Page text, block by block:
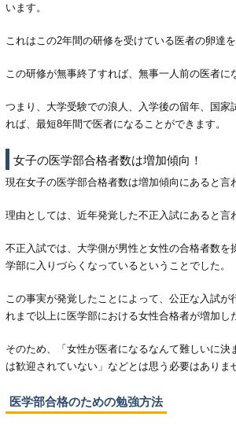
います。
これはこの2年間の研修を受けている医者の卵達
この研修が無事終了すれば、無事一人前の医者に
つまり、大学受験での浪人、入学後の留年、国家
れば、最短8年間で医者になることができます。
女子の医学部合格者数は増加傾向！
現在女子の医学部合格者数は増加傾向にあると言
理由としては、近年発覚した不正入試にあると言
不正入試では、大学側が男性と女性の合格者数を
学部に入りづらくなっているということでした。
この事実が発覚したことによって、公正な入試が
れまで以上に医学部における女性合格者が増加し
そのため、「女性が医者になるなんて難しいに決
は歓迎されていない」などとは思う必要はありま
医学部合格のための勉強方法